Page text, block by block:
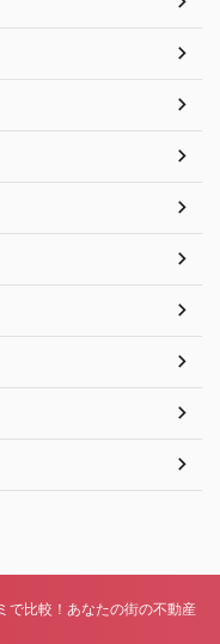
で比較！あなたの街の不動産